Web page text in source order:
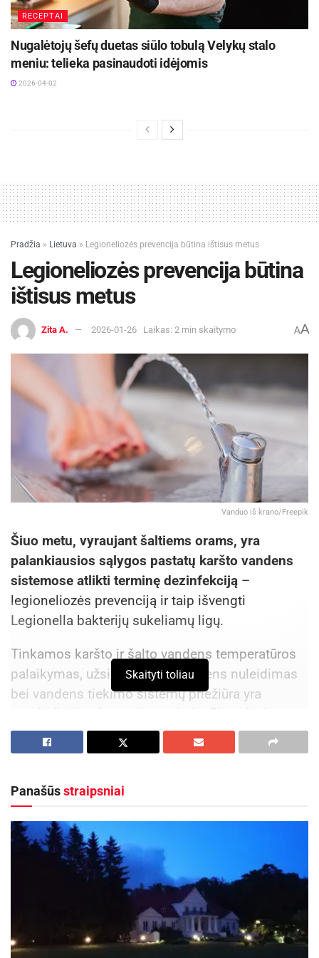
minutėms. Nuskalaukite vandeniu ir
nusausinkite. Sudėkite į dubenį su padažu,
suberkite svogūnų laiškus ir kalendrą, gerai
išmaišykite. Galiausiai įmaišykite bulves ir
RECEPTAI
Nugalėtojų šefų duetas siūlo tobulą Velykų stalo
meniu: telieka pasinaudoti idėjomis
2026-04-02
Pradžia » Lietuva » Legioneliozės prevencija būtina ištisus metus
Legioneliozės prevencija būtina
ištisus metus
Zita A. 2026-01-26 Laikas: 2 min skaitymo AA
Vanduo iš krano/Freepik
Šiuo metu, vyraujant šaltiems orams, yra
palankiausios sąlygos pastatų karšto vandens
sistemose atlikti terminę dezinfekciją –
legioneliozės prevenciją ir taip išvengti
Legionella bakterijų sukeliamų ligų.
Tinkamos karšto ir šalto vandens temperatūros
palaikymas, užsistovėjusio vandens nuleidimas
bei vandens tiekimo sistemų priežiūra yra
pagrindinės priemonės, padedančios visais metų
laikais sumažinti riziką susirgti Legionelioze.
festivalis „Radviliada“ ir papasakos kunigaikščių
Radvilų istoriją
2026-08-04
2027-ųjų mažosios kultūros sostinės – Židikai,
Alvitas, Nedzingė, Daugėliškis, Žasliai
Esant žemai temperatūrai, centralizuoto šilumos
Skaityti toliau
Panašūsstraipsniai